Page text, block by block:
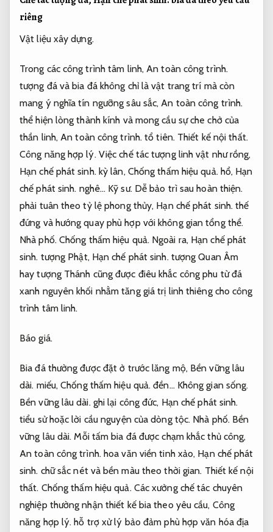
riêng
Vật liệu xây dựng.
Trong các công trình tâm linh,An toàn công trình.
tượng đá và bia đá không chỉ là vật trang trí mà còn
mang ý nghĩa tín ngưỡng sâu sắc,An toàn công trình.
thể hiện lòng thành kính và mong cầu sự che chở của
thần linh,An toàn công trình. tổ tiên. Thiết kế nội thất.
Công năng hợp lý.Việc chế tác tượng linh vật như rồng,
Hạn chế phát sinh.kỳ lân, Chống thấm hiệu quả.hổ, Hạn
chế phát sinh. nghê… Kỹ sư. Dễ bảo trì sau hoàn thiện.
phải tuân theo tỷ lệ phong thủy, Hạn chế phát sinh. thế
đứng và hướng quay phù hợp với không gian tổng thể.
Nhà phố. Chống thấm hiệu quả.Ngoài ra, Hạn chế phát
sinh. tượng Phật, Hạn chế phát sinh.tượng Quan Âm
hay tượng Thánh cũng được điêu khắc công phu từ đá
xanh nguyên khối nhằm tăng giá trị linh thiêng cho công
trình tâm linh.
Báo giá.
Bia đá thường được đặt ở trước lăng mộ, Bền vững lâu
dài. miếu,Chống thấm hiệu quả. đền… Không gian sống.
Bền vững lâu dài. ghi lại công đức, Hạn chế phát sinh.
tiểu sử hoặc lời cầu nguyện của dòng tộc. Nhà phố. Bền
vững lâu dài. Mỗi tấm bia đá được chạm khắc thủ công,
An toàn công trình. hoa văn viền tinh xảo, Hạn chế phát
sinh. chữ sắc nét và bền màu theo thời gian. Thiết kế nội
thất. Chống thấm hiệu quả. Các xưởng chế tác chuyên
nghiệp thường nhận thiết kế bia theo yêu cầu, Công
năng hợp lý. hỗ trợ xử lý bảo đảm phù hợp văn hóa địa